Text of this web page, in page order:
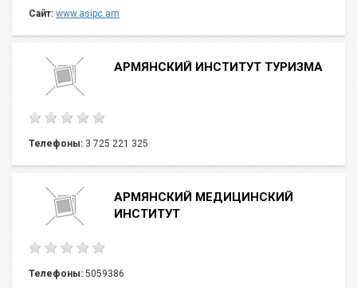
Сайт: www.asipc.am
АРМЯНСКИЙ ИНСТИТУТ ТУРИЗМА
Телефоны: 3 725 221 325
АРМЯНСКИЙ МЕДИЦИНСКИЙ
ИНСТИТУТ
Телефоны: 5059386